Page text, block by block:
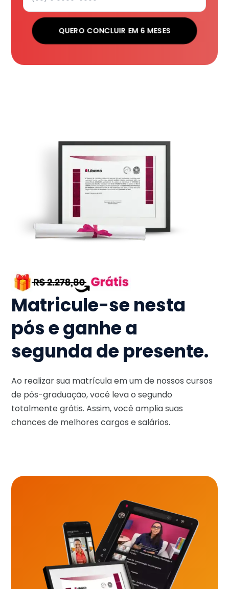
QUERO CONCLUIR EM 6 MESES
Matricule-se nesta
pós e ganhe a
segunda de presente.
Ao realizar sua matrícula em um de nossos cursos
de pós-graduação, você leva o segundo
totalmente grátis. Assim, você amplia suas
chances de melhores cargos e salários.